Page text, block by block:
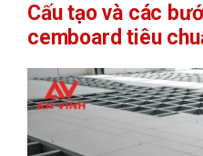
Cấu tạo và các
cemboard tiêu